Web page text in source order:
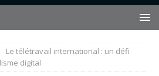
Le télétravail international : un défi
digital